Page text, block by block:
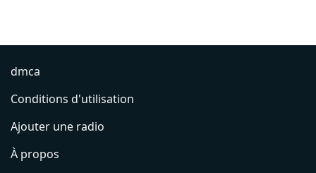
dmca
Conditions d'utilisation
Ajouter une radio
À propos